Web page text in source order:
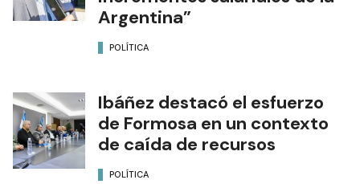
Argentina”
POLÍTICA
Ibáñez destacó el esfuerzo
de Formosa en un contexto
de caída de recursos
POLÍTICA